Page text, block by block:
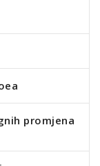
promjena